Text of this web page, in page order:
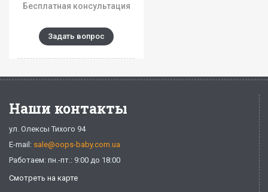
Бесплатная консультация
Задать вопрос
Наши контакты
ул. Олексы Тихого 94
E-mail: sale@oops-baby.com.ua
Работаем: пн.-пт.: 9:00 до 18:00
Смотреть на карте